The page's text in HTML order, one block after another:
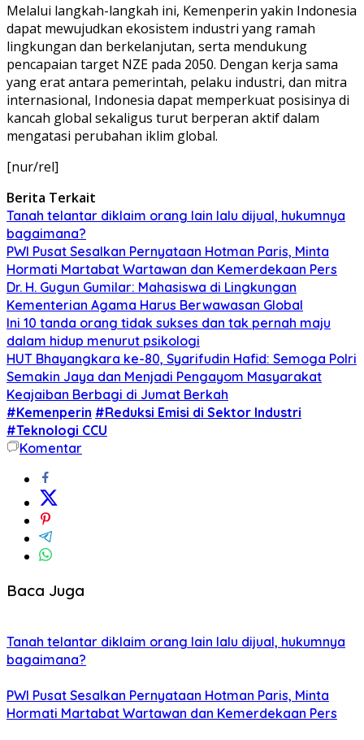
Melalui langkah-langkah ini, Kemenperin yakin Indonesia
dapat mewujudkan ekosistem industri yang ramah
lingkungan dan berkelanjutan, serta mendukung
pencapaian target NZE pada 2050. Dengan kerja sama
yang erat antara pemerintah, pelaku industri, dan mitra
internasional, Indonesia dapat memperkuat posisinya di
kancah global sekaligus turut berperan aktif dalam
mengatasi perubahan iklim global.
[nur/rel]
Berita Terkait
Tanah telantar diklaim orang lain lalu dijual, hukumnya
bagaimana?
PWI Pusat Sesalkan Pernyataan Hotman Paris, Minta
Hormati Martabat Wartawan dan Kemerdekaan Pers
Dr. H. Gugun Gumilar: Mahasiswa di Lingkungan
Kementerian Agama Harus Berwawasan Global
Ini 10 tanda orang tidak sukses dan tak pernah maju
dalam hidup menurut psikologi
HUT Bhayangkara ke-80, Syarifudin Hafid: Semoga Polri
Semakin Jaya dan Menjadi Pengayom Masyarakat
Keajaiban Berbagi di Jumat Berkah
#Kemenperin #Reduksi Emisi di Sektor Industri
#Teknologi CCU
Komentar
Baca Juga
Tanah telantar diklaim orang lain lalu dijual, hukumnya
bagaimana?
PWI Pusat Sesalkan Pernyataan Hotman Paris, Minta
Hormati Martabat Wartawan dan Kemerdekaan Pers